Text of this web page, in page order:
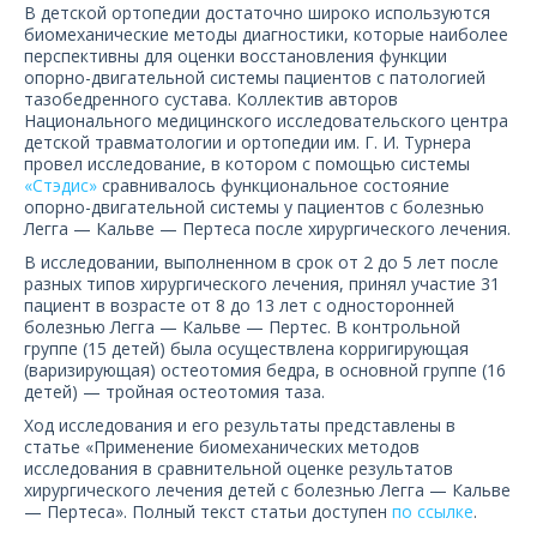
Обучение
Дилеры
О компании
Карьера
В детской ортопедии достаточно широко используются
биомеханические методы диагностики, которые наиболее
перспективны для оценки восстановления функции
опорно-двигательной системы пациентов с патологией
тазобедренного сустава. Коллектив авторов
Национального медицинского исследовательского центра
детской травматологии и ортопедии им. Г. И. Турнера
провел исследование, в котором с помощью системы
«Стэдис» сравнивалось функциональное состояние
опорно-двигательной системы у пациентов с болезнью
Легга — Кальве — Пертеса после хирургического лечения.
В исследовании, выполненном в срок от 2 до 5 лет после
разных типов хирургического лечения, принял участие 31
пациент в возрасте от 8 до 13 лет с односторонней
болезнью Легга — Кальве — Пертес. В контрольной
группе (15 детей) была осуществлена корригирующая
(варизирующая) остеотомия бедра, в основной группе (16
детей) — тройная остеотомия таза.
Ход исследования и его результаты представлены в
статье «Применение биомеханических методов
исследования в сравнительной оценке результатов
хирургического лечения детей с болезнью Легга — Кальве
— Пертеса». Полный текст статьи доступен по ссылке.